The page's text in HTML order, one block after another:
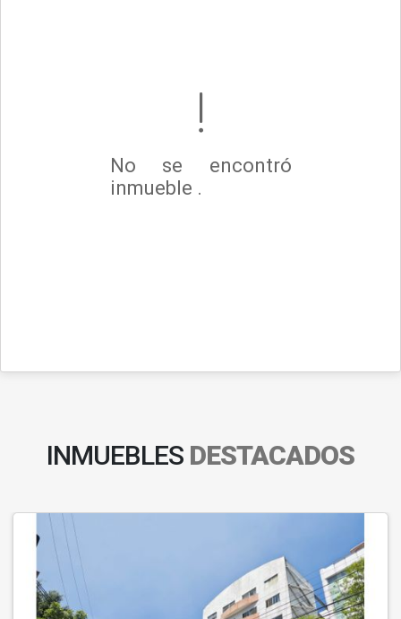
No se encontró
inmueble .
INMUEBLES DESTACADOS